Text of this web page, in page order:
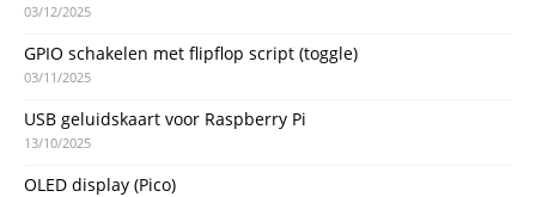
03/12/2025
GPIO schakelen met flipflop script (toggle)
03/11/2025
USB geluidskaart voor Raspberry Pi
13/10/2025
OLED display (Pico)